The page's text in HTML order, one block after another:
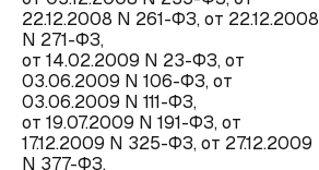
22.12.2008 N 261-ФЗ, от 22.12.2008
N 271-ФЗ,
от 14.02.2009 N 23-ФЗ, от
03.06.2009 N 106-ФЗ, от
03.06.2009 N 111-ФЗ,
от 19.07.2009 N 191-ФЗ, от
17.12.2009 N 325-ФЗ, от 27.12.2009
N 377-ФЗ,